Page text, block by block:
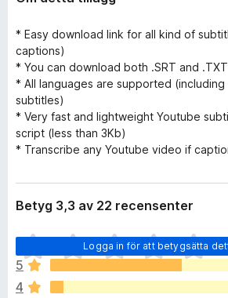
* Easy download link for all kind of
captions)
* You can download both .SRT and
* All languages are supported
subtitles)
* Very fast and lightweight Youtube
script (less than 3Kb)
* Transcribe any Youtube video if
Betyg 3,3 av 22 recensenter
Logga in för att betygsätta
D
e
t
f
5
4